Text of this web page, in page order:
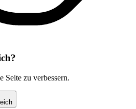
Seite zu verbessern.